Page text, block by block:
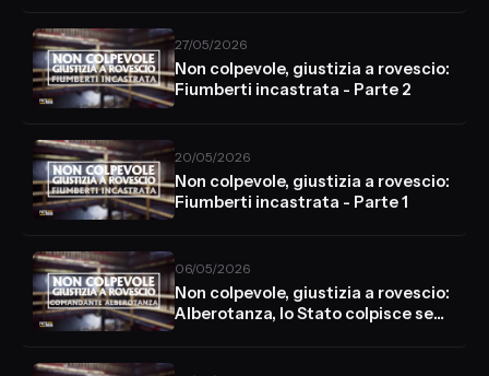
27/05/2026
Non colpevole, giustizia a rovescio:
Fiumberti incastrata - Parte 2
20/05/2026
Non colpevole, giustizia a rovescio:
Fiumberti incastrata - Parte 1
06/05/2026
Non colpevole, giustizia a rovescio:
Alberotanza, lo Stato colpisce se